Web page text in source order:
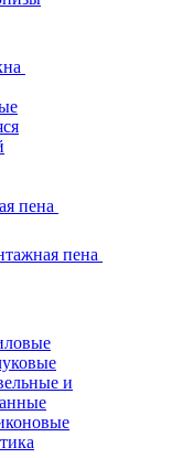
пена
пена
и